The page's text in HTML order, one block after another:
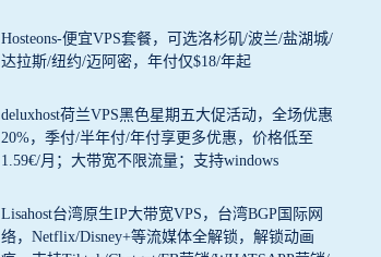
Hosteons-便宜VPS套餐，可选洛杉矶/波兰/盐湖城/
达拉斯/纽约/迈阿密，年付仅$18/年起
deluxhost荷兰VPS黑色星期五大促活动，全场优惠
20%，季付/半年付/年付享更多优惠，价格低至
1.59€/月；大带宽不限流量；支持windows
Lisahost台湾原生IP大带宽VPS，台湾BGP国际网
络，Netflix/Disney+等流媒体全解锁，解锁动画